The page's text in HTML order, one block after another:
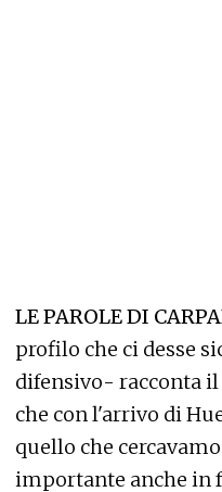
LE PAROLE DI
profilo che ci desse
difensivo- racconta
che con l'arrivo di
quello che
importante anche in